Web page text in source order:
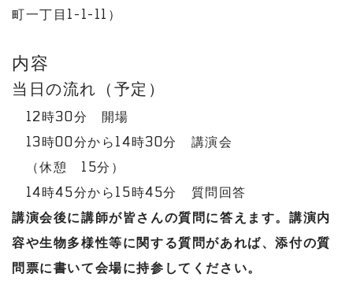
町一丁目1-1-11）
内容
当日の流れ（予定）
12時30分 開場
13時00分から14時30分 講演会
（休憩 15分）
14時45分から15時45分 質問回答
講演会後に講師が皆さんの質問に答えます。講演内
容や生物多様性等に関する質問があれば、添付の質
問票に書いて会場に持参してください。